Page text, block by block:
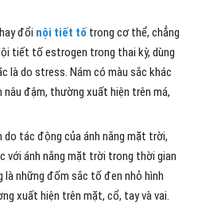
đổi nội tiết tốtrong cơ thể, chẳng
tiết tố estrogen trong thai kỳ, dùng
là do stress. Nám có màu sắc khác
nâu đậm, thường xuất hiện trên má,
do tác động của ánh nắng mặt trời,
với ánh nắng mặt trời trong thời gian
là những đốm sắc tố đen nhỏ hình
xuất hiện trên mặt, cổ, tay và vai.